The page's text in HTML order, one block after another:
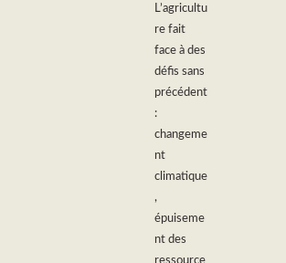
L’agricultu
re fait
face à des
défis sans
précédent
:
changeme
nt
climatique
,
épuiseme
nt des